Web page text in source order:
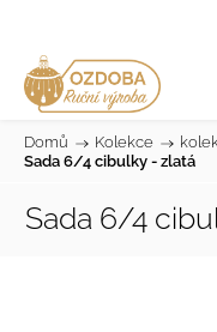
Domů / Kolekce /
Sada 6/4 cibulky - zlatá
Sada 6/4